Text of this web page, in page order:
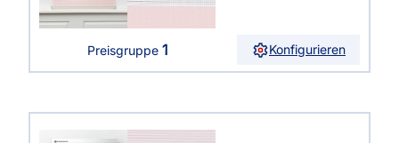
Preisgruppe 1 Konfigurieren